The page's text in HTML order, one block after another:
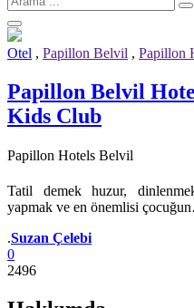
için:
Otel , Papillon Belvil , Papillon
Papillon Belvil
Kids Club
Papillon Hotels Belvil
Tatil demek huzur,
yapmak ve en önemlisi
Yazar
.Suzan Çelebi
0
2496